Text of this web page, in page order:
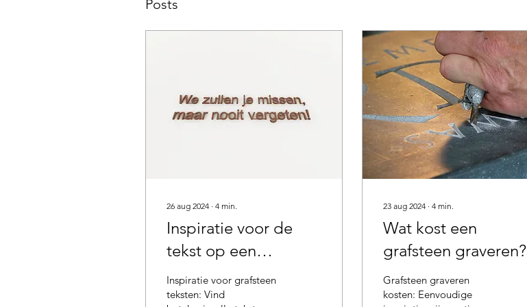
Posts
26 aug 2024 ∙ 4 min.
Inspiratie voor de
tekst op een
grafsteen
Inspiratie voor grafsteen
teksten: Vind
23 aug 2024 ∙ 4 min.
Wat kost een
grafsteen graveren?
Grafsteen graveren
kosten: Eenvoudige